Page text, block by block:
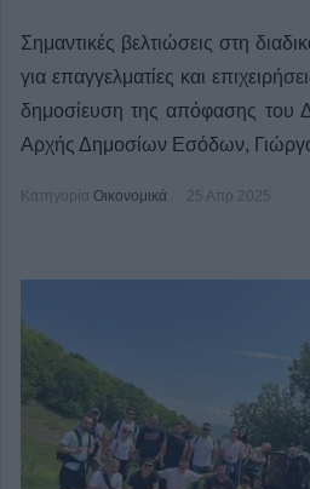
Σημαντικές βελτιώσεις στη
για επαγγελματίες και
δημοσίευση της απόφασης του
Αρχής Δημοσίων Εσόδων,
Κατηγορία Οικονομικά 25 Απρ 2025